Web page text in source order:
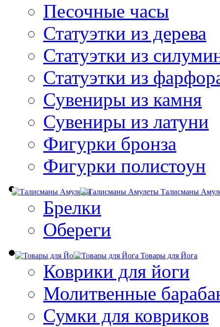
Песочные часы
Статуэтки из дерева
Статуэтки из
Статуэтки из
Сувениры из камня
Сувениры из латуни
Фигурки бронза
Фигурки полистоун
Талисманы
Брелки
Обереги
Товары для Йога
Коврики для йоги
Молитвенные
Сумки для ковриков